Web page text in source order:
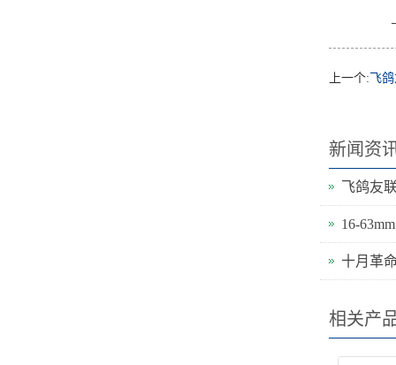
上一个: 飞
新闻资
16-
十月革
相关产